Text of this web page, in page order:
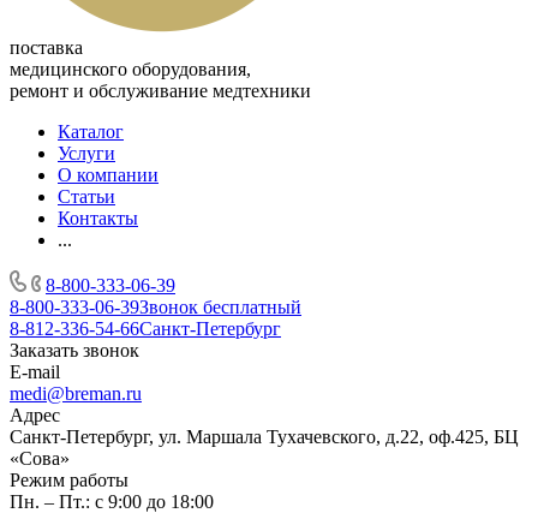
поставка
медицинского оборудования,
ремонт и обслуживание медтехники
Каталог
Услуги
О компании
Статьи
Контакты
...
8-800-333-06-39
8-800-333-06-39Звонок бесплатный
8-812-336-54-66Санкт-Петербург
Заказать звонок
E-mail
medi@breman.ru
Адрес
Санкт-Петербург, ул. Маршала Тухачевского, д.22, оф.425, БЦ
«Сова»
Режим работы
Пн. – Пт.: с 9:00 до 18:00